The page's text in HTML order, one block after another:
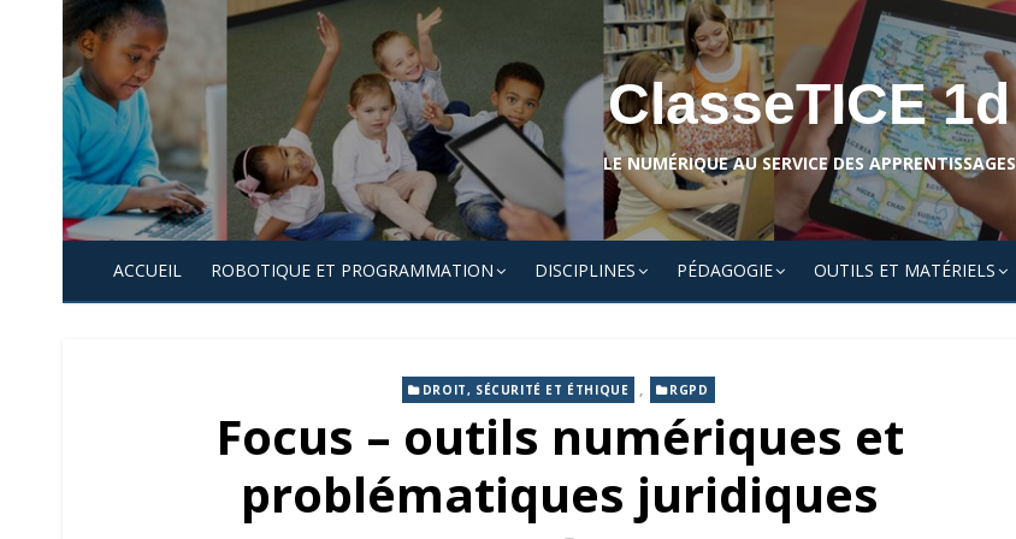
Skip
to
content
ClasseTICE 1d
LE NUMÉRIQUE AU SERVICE DES APPRENTISSAGES
ACCUEIL ROBOTIQUE ET PROGRAMMATION DISCIPLINES PÉDAGOGIE OUTILS ET MATÉRIELS
DROIT, SÉCURITÉ ET ÉTHIQUE , RGPD
Focus – outils numériques et
problématiques juridiques